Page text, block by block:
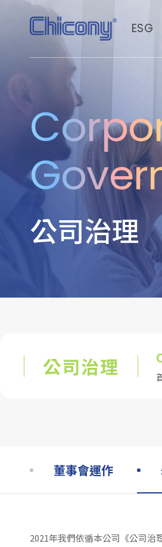
ESG
公司治理
公司治理
董事會運作
2021年我們依循本公司《公司
永續群光
公司治理
社會共榮
環境永續
永續價值鏈
投資人專區
資源下載與聯絡中心